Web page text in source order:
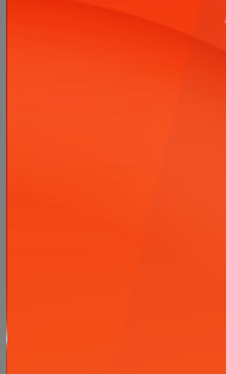
Các Bài Viết